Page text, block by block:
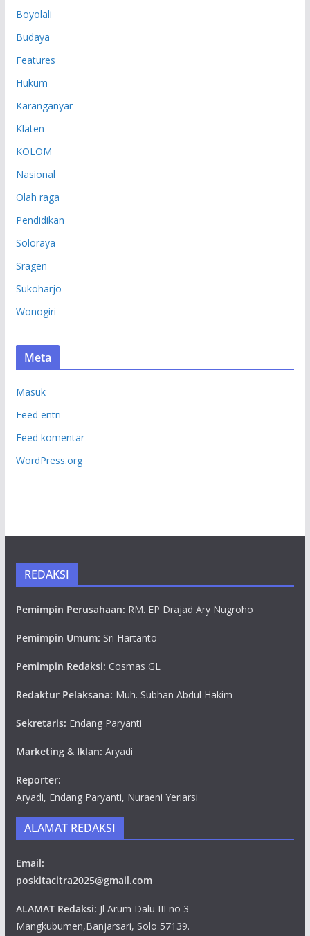
Boyolali
Budaya
Features
Hukum
Karanganyar
Klaten
KOLOM
Nasional
Olah raga
Pendidikan
Soloraya
Sragen
Sukoharjo
Wonogiri
Meta
Masuk
Feed entri
Feed komentar
WordPress.org
REDAKSI
Pemimpin Perusahaan: RM. EP Drajad Ary Nugroho
Pemimpin Umum: Sri Hartanto
Pemimpin Redaksi: Cosmas GL
Redaktur Pelaksana: Muh. Subhan Abdul Hakim
Sekretaris: Endang Paryanti
Marketing & Iklan: Aryadi
Reporter:
Aryadi, Endang Paryanti, Nuraeni Yeriarsi
ALAMAT REDAKSI
Email:
poskitacitra2025@gmail.com
ALAMAT Redaksi: Jl Arum Dalu III no 3
Mangkubumen,Banjarsari, Solo 57139.